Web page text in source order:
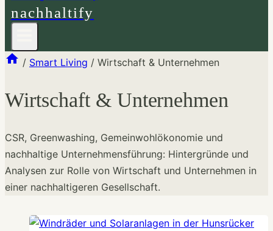
nachhaltify
/ Smart Living / Wirtschaft & Unternehmen
Wirtschaft & Unternehmen
CSR, Greenwashing, Gemeinwohlökonomie und
nachhaltige Unternehmensführung: Hintergründe und
Analysen zur Rolle von Wirtschaft und Unternehmen in
einer nachhaltigeren Gesellschaft.